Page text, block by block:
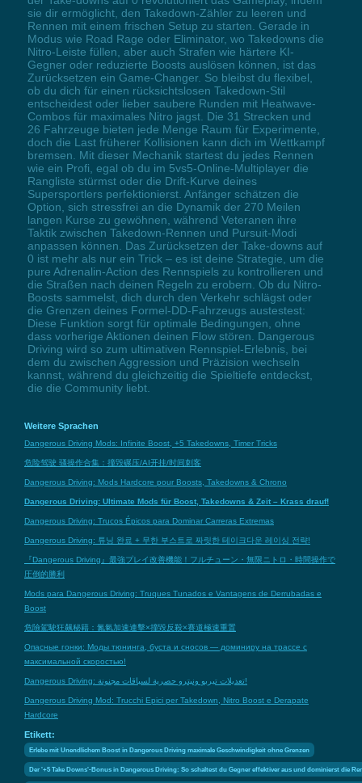
sie dir ermöglicht, den Takedown-Zähler zu leeren und
Rennen mit einem frischen Setup zu starten. Gerade in
Modus wie Road Rage oder Eliminator, wo Takedowns die
Nitro-Leiste füllen, aber auch Strafen wie härtere KI-
Gegner oder reduzierte Boosts auslösen können, ist das
Zurücksetzen ein Game-Changer. So bleibst du flexibel,
ob du dich für einen rücksichtslosen Takedown-Stil
entscheidest oder lieber saubere Runden mit Heatwave-
Combos für maximales Nitro jagst. Die 31 Strecken und
26 Fahrzeuge bieten jede Menge Raum für Experimente,
doch die Last früherer Kollisionen kann dich im Wettkampf
bremsen. Mit dieser Mechanik startest du jedes Rennen
wie ein Profi, egal ob du im 5vs5-Online-Multiplayer die
Rangliste stürmst oder die Drift-Kurve deines
Supersportlers perfektionierst. Anfänger schätzen die
Option, sich stressfrei an die Dynamik der 270 Meilen
langen Kurse zu gewöhnen, während Veteranen ihre
Taktik zwischen Takedown-Rennen und Pursuit-Modi
anpassen können. Das Zurücksetzen der Take-downs auf
0 ist mehr als nur ein Trick – es ist deine Strategie, um die
pure Adrenalin-Action des Rennspiels zu kontrollieren und
die Straßen nach deinen Regeln zu erobern. Ob du Nitro-
Boosts sammelst, dich durch den Verkehr schlägst oder
die Grenzen deines Formel-DD-Fahrzeugs austestest:
Diese Funktion sorgt für optimale Bedingungen, ohne
dass vorherige Aktionen deinen Flow stören. Dangerous
Driving wird so zum ultimativen Rennspiel-Erlebnis, bei
dem du zwischen Aggression und Präzision wechseln
kannst, während du gleichzeitig die Spieltiefe entdeckst,
die die Community liebt.
Weitere Sprachen
Dangerous Driving Mods: Infinite Boost, +5 Takedowns, Timer Tricks
危险驾驶 骚操作合集：撞毁碾压/AI开挂/时间刺客
Dangerous Driving: Mods Hardcore pour Boosts, Takedowns & Chrono
Dangerous Driving: Ultimate Mods für Boost, Takedowns & Zeit – Krass drauf!
Dangerous Driving: Trucos Épicos para Dominar Carreras Extremas
Dangerous Driving: 튜닝 완료 + 무한 부스트로 짜릿한 테이크다운 레이싱 전략!
『Dangerous Driving』最強プレイ改善機能！フルチューン・無限ニトロ・時間操作で
圧倒的勝利
Mods para Dangerous Driving: Truques Tunados e Vantagens de Derrubadas e
Boost
危險駕駛狂飆秘籍：氮氣加速連擊×撞毀反殺×賽道極速重置
Опасные гонки: Моды тюнинга, буста и сносов — доминиру на трассе с
максимальной скоростью!
Dangerous Driving: تعديلات تيربو ونيترو حصرية لسباقات مجنونة!
Dangerous Driving Mod: Trucchi Epici per Takedown, Nitro Boost e Derapate
Hardcore
Etikett:
Erlebe mit Unendlichem Boost in Dangerous Driving maximale Geschwindigkeit ohne Grenzen
Der '+5 Take Downs'-Bonus in Dangerous Driving: So schaltest du Gegner effektiver aus und dominierst die